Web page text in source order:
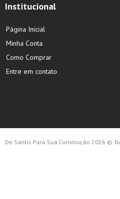
Institucional
Página Inicial
Minha Conta
Como Comprar
Entre em contato
De Santis Para Sua Construção 2026 ©